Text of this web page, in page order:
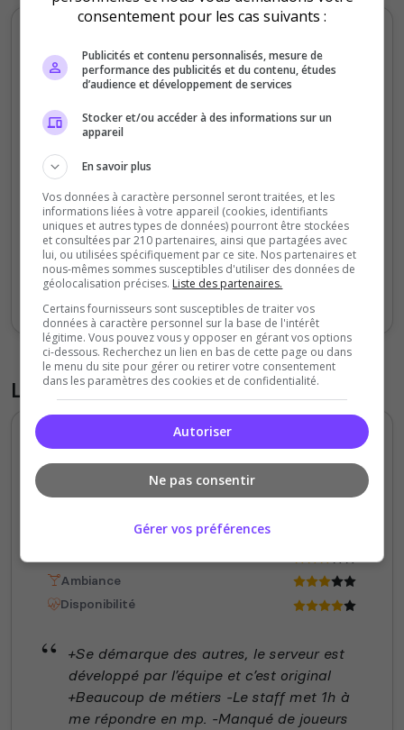
Votes et clics mensuels
0
200
300
Sept Oct Nov Déc Jan Fév Mars Avr Mai Juil
Liste des avis du serveur
4/5
il y a 2 mois
Ambiance
Disponibilité
+Se démarque des autres, le serveur est
développé par l’équipe et c’est original
+Beaucoup de métiers -Le staff met 1h à
me répondre en mp. -Manqué de joueurs
consentement pour les cas suivants :
Publicités et contenu personnalisés, mesure de
performance des publicités et du contenu, études
d’audience et développement de services
Stocker et/ou accéder à des informations sur un
appareil
En savoir plus
Vos données à caractère personnel seront traitées, et les
informations liées à votre appareil (cookies, identifiants
uniques et autres types de données) pourront être stockées
et consultées par 210 partenaires, ainsi que partagées avec
lui, ou utilisées spécifiquement par ce site. Nos partenaires et
nous-mêmes sommes susceptibles d'utiliser des données de
géolocalisation précises. Liste des partenaires.
Certains fournisseurs sont susceptibles de traiter vos
données à caractère personnel sur la base de l'intérêt
légitime. Vous pouvez vous y opposer en gérant vos options
ci-dessous. Recherchez un lien en bas de cette page ou dans
le menu du site pour gérer ou retirer votre consentement
dans les paramètres des cookies et de confidentialité.
Autoriser
Ne pas consentir
Gérer vos préférences